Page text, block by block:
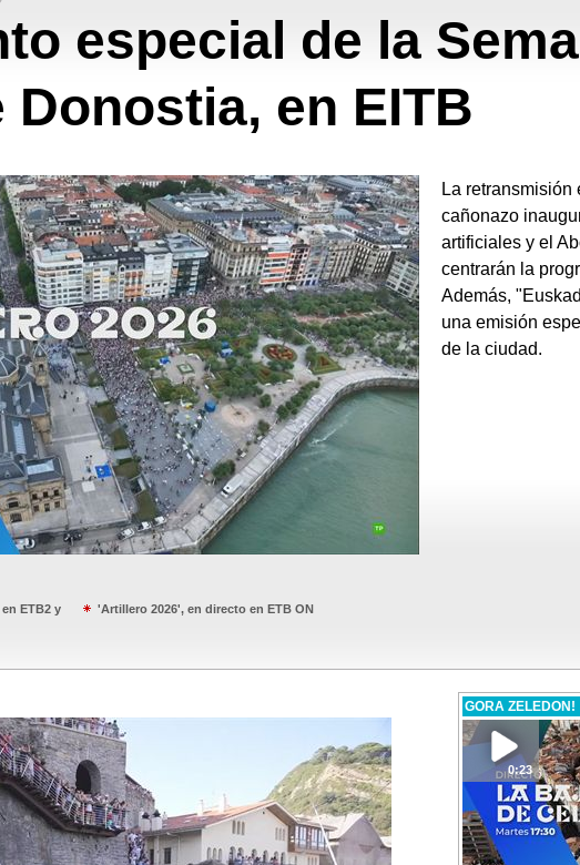
especial de la
Donostia, en EITB
La retransmisión
cañonazo
artificiales y el
centrarán la
Además,
una emisión
de la ciudad.
ETB2 y
'Artillero 2026', en directo en ETB ON
GORA ZELEDON!
0:23